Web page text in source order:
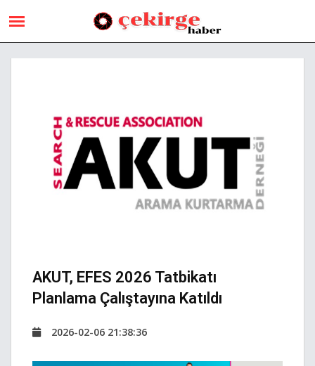
AKUT, EFES 2026 Tatbikatı
Planlama Çalıştayına Katıldı
2026-02-06 21:38:36